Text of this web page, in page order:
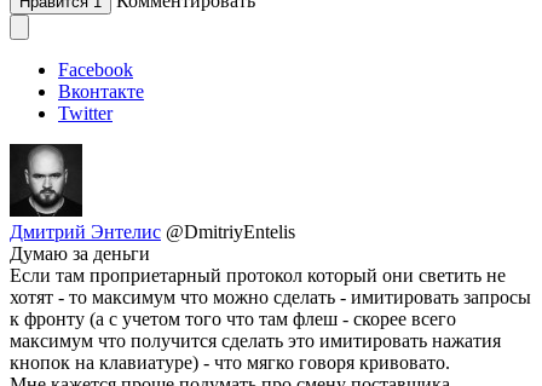
Facebook
Вконтакте
Twitter
Дмитрий Энтелис @DmitriyEntelis
Думаю за деньги
Если там проприетарный протокол который они светить не
хотят - то максимум что можно сделать - имитировать запросы
к фронту (а с учетом того что там флеш - скорее всего
максимум что получится сделать это имитировать нажатия
кнопок на клавиатуре) - что мягко говоря кривовато.